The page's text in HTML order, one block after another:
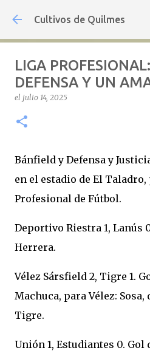
Ir al contenido
Cultivos de Quilmes
LIGA
DEFENSA Y UN
el julio 14, 2025
Bánfield y Defensa y
en el estadio de El
Profesional de Fútbol.
Deportivo Riestra 1, Lanús
Herrera.
Vélez Sársfield 2, Tigre 1.
Machuca, para Vélez:
Tigre.
Unión 1, Estudiantes 0.